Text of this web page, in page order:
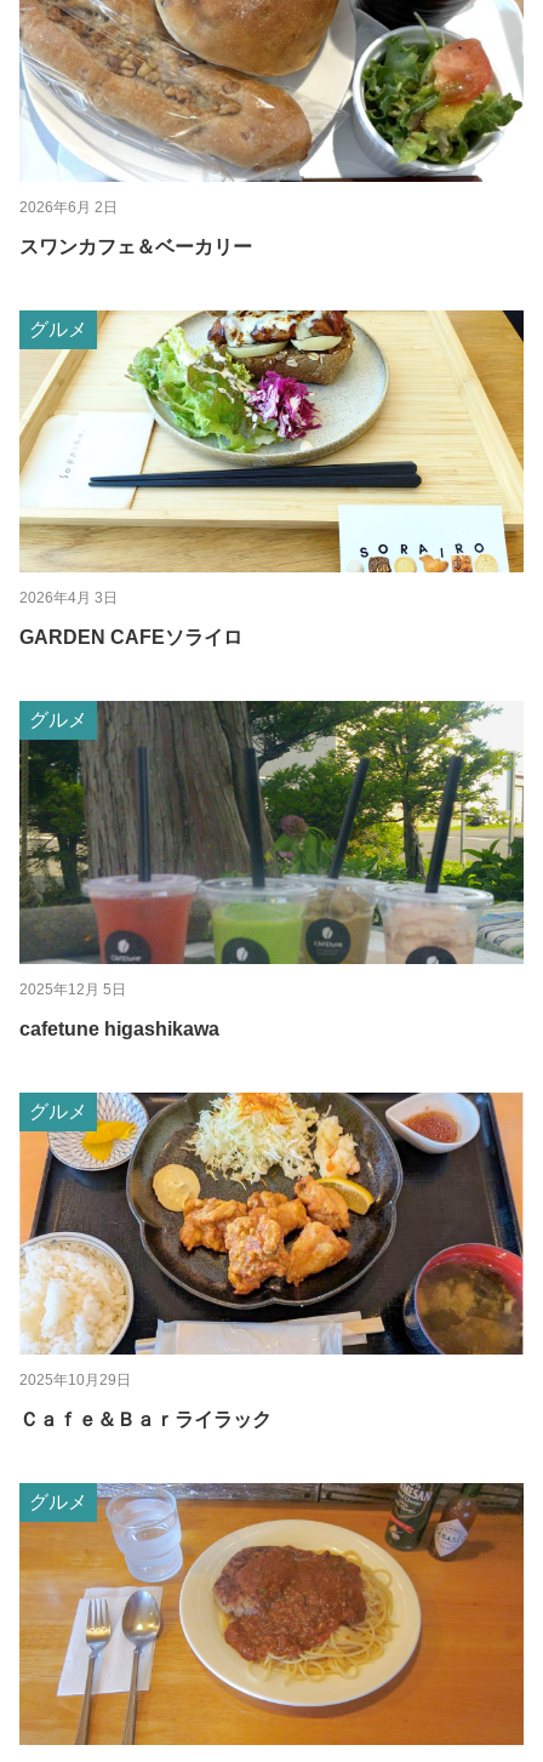
2026年6月 2日
スワンカフェ＆ベーカリー
グルメ
2026年4月 3日
GARDEN CAFEソライロ
グルメ
2025年12月 5日
cafetune higashikawa
グルメ
2025年10月29日
Ｃａｆｅ＆Ｂａｒライラック
グルメ